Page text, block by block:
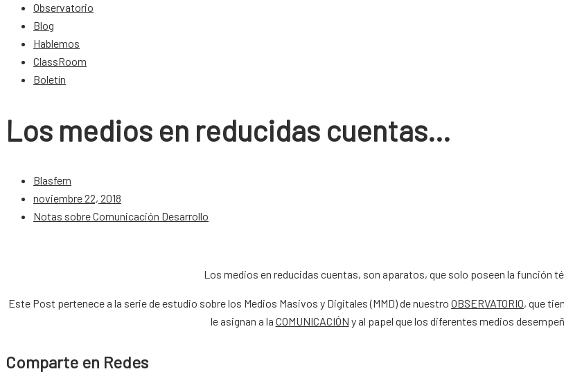
Observatorio
Blog
Hablemos
ClassRoom
Boletín
Los medios en reducidas cuentas…
Blasfern
noviembre 22, 2018
Notas sobre Comunicación Desarrollo
Los medios en reducidas cuentas, son aparatos, que solo poseen la función
Este Post pertenece a la serie de estudio sobre los Medios Masivos y Digitales (MMD) de nuestro OBSERVATORIO, que
le asignan a la COMUNICACIÓN y al papel que los diferentes medios
Comparte en Redes